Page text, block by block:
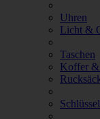
Uhren
Licht &
Taschen
Koffer